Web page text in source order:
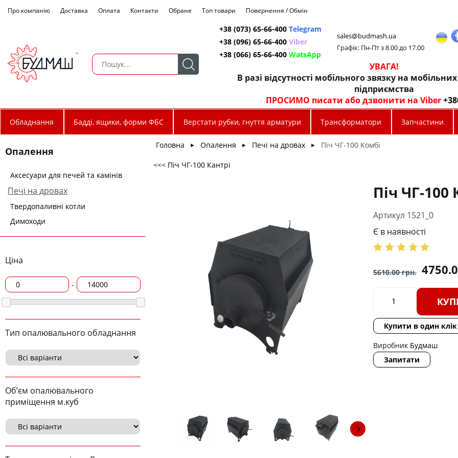
Про компанію Доставка Оплата Контакти Обране Топ товари Повернення / Обмін
+38 (073) 65-66-400 Telegram
+38 (096) 65-66-400 Viber
+38 (066) 65-66-400 WatsApp
sales@budmash.ua
Графік: Пн-Пт з 8.00 до 17.00
УВАГА!
В разі відсутності мобільного звязку на
підприємства
ПРОСИМО писати або дзвонити на Viber
Обладнання Бадді, ящики, форми ФБС Верстати рубки, гнуття арматури Трансформатори Запчастини
Опалення
Аксесуари для печей та камінів
Печі на дровах
Твердопаливні котли
Димоходи
Ціна
-
Тип опалювального обладнання
Об’єм опалювального
приміщення м.куб
Головна ► Опалення ► Печі на дровах ► Піч ЧГ-100 Комбі
<<< Піч ЧГ-100 Кантрі
Піч ЧГ-100
Артикул 1521_0
Є в наявності
5610.00грн.
Купити в один клік
Виробник Будмаш
Запитати